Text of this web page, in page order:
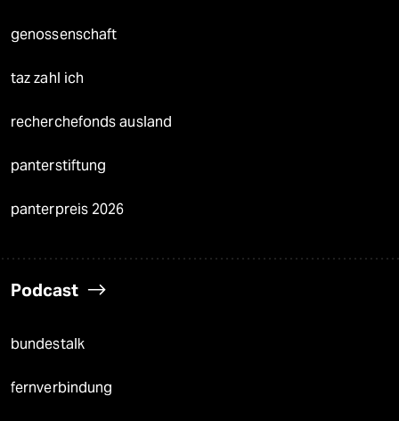
genossenschaft
taz zahl ich
recherchefonds ausland
panterstiftung
panterpreis 2026
Podcast
bundestalk
fernverbindung